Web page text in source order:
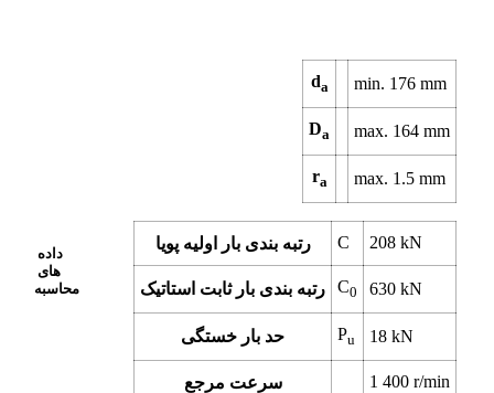
da min. 176mm
Da max. 164mm
ra max. 1.5mm
داده
های
محاسبه
رتبه بندی بار اولیه پویا C 208kN
رتبه بندی بار ثابت استاتیک C0 630kN
حد بار خستگی Pu 18kN
سرعت مرجع 1 400r/min